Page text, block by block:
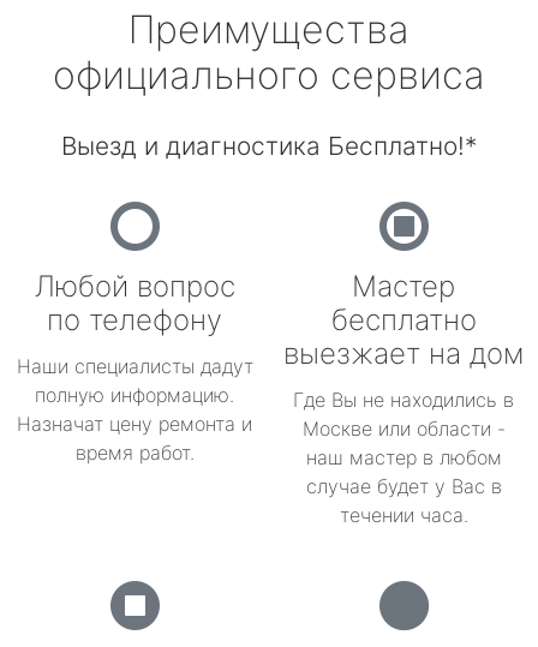
Преимущества
официального сервиса
Выезд и диагностика Бесплатно!*
Любой вопрос
по телефону
Наши специалисты дадут
полную информацию.
Назначат цену ремонта и
время работ.
Мастер
бесплатно
выезжает на дом
Где Вы не находились в
Москве или области -
наш мастер в любом
случае будет у Вас в
течении часа.